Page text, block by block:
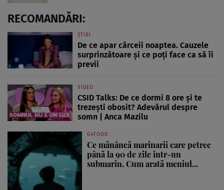
RECOMANDĂRI:
ȘTIRI
De ce apar cârceii noaptea. Cauzele
surprinzătoare și ce poți face ca să îi
previi
VIDEO
CSID Talks: De ce dormi 8 ore și te
trezești obosit? Adevărul despre
somn | Anca Mazilu
G4FOOD
Ce mănâncă marinarii care petrec
până la 90 de zile într-un
submarin. Cum arată meniul...